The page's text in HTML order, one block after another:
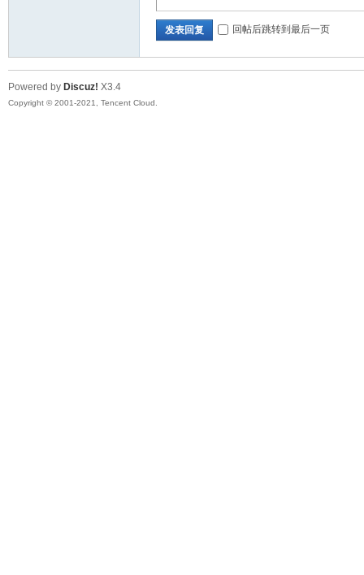
发表回复 回帖后跳转到最后一页
Powered by Discuz! X3.4
Copyright © 2001-2021, Tencent Cloud.